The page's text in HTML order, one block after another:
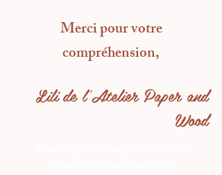
Merci pour votre
compréhension,
Lili de l'Atelier Paper and
Wood